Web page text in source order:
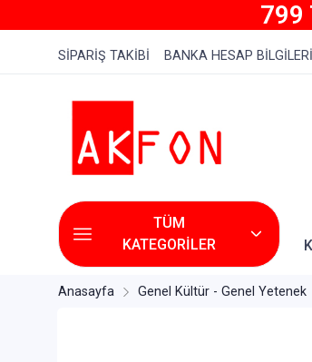
799
SİPARİŞ TAKİBİ BANKA HESAP BİLGİLERİ
TÜM
KATEGORİLER
Anasayfa Genel Kültür - Genel Yetenek